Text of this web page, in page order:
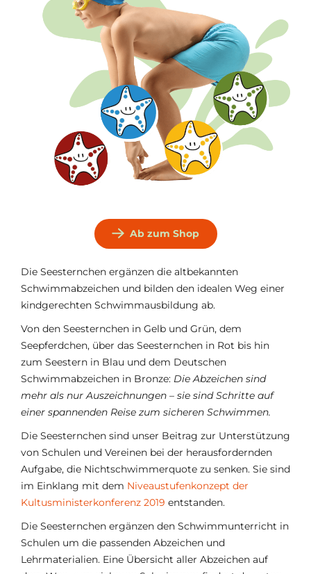
Ab zum Shop
Die Seesternchen ergänzen die altbekannten
Schwimmabzeichen und bilden den idealen Weg einer
kindgerechten Schwimmausbildung ab.
Von den Seesternchen in Gelb und Grün, dem
Seepferdchen, über das Seesternchen in Rot bis hin
zum Seestern in Blau und dem Deutschen
Schwimmabzeichen in Bronze: Die Abzeichen sind
mehr als nur Auszeichnungen – sie sind Schritte auf
einer spannenden Reise zum sicheren Schwimmen.
Die Seesternchen sind unser Beitrag zur Unterstützung
von Schulen und Vereinen bei der herausfordernden
Aufgabe, die Nichtschwimmerquote zu senken. Sie sind
im Einklang mit dem Niveaustufenkonzept der
Kultusministerkonferenz 2019 entstanden.
Die Seesternchen ergänzen den Schwimmunterricht in
Schulen um die passenden Abzeichen und
Lehrmaterialien. Eine Übersicht aller Abzeichen auf